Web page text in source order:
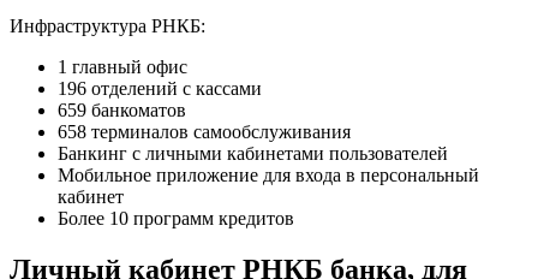
Инфраструктура РНКБ:
1 главный офис
196 отделений с кассами
659 банкоматов
658 терминалов самообслуживания
Банкинг с личными кабинетами пользователей
Мобильное приложение для входа в персональный
кабинет
Более 10 программ кредитов
Личный кабинет РНКБ банка, для